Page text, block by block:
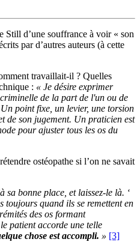
Still d’une souffrance à voir « son
par d’autres auteurs (à cette
travaillait-il ? Quelles
: « Je désire exprimer
de la part de l'un ou de
point fixe, un levier, une torsion
de son jugement. Un praticien est
pour ajuster tous les os du
ostéopathe si l’on ne savait
sa bonne place, et laissez-le là. ‘
toujours quand ils se remettent en
des os formant
patient accorde une telle
chose est accompli. » [3]